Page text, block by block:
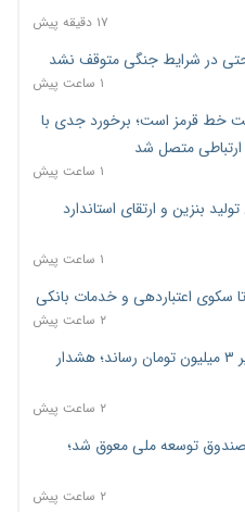
۱۷ دقیقه پیش
در شرایط جنگی متوقف نشد
۱ ساعت پیش
خط قرمز است؛ برخورد جدی با
۱ ساعت پیش
بنزین و ارتقای استاندارد
۱ ساعت پیش
تا سکوی اعتباردهی و خدمات بانکی
۲ ساعت پیش
کاهش تقاضا حباب سکه را به زیر ۳ میلیون تومان رساند؛ هشدار
۲ ساعت پیش
صندوق توسعه ملی معوق شد؛
۲ ساعت پیش